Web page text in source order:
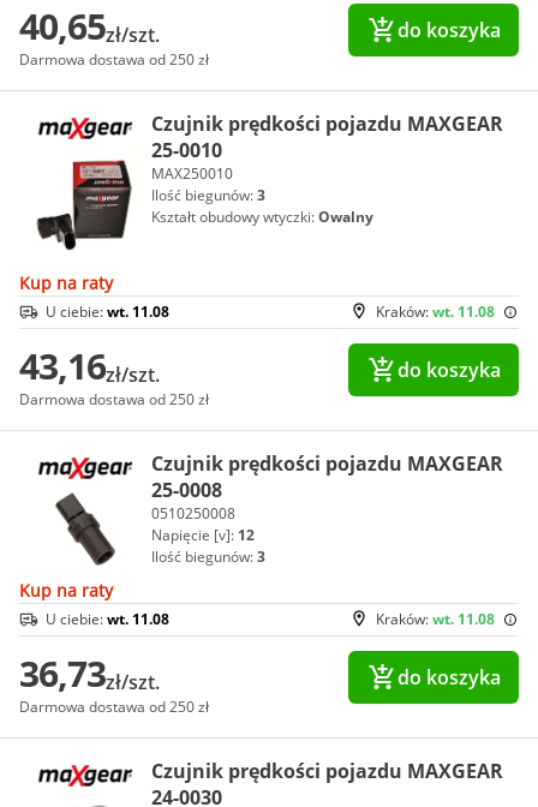
40,65zł/szt.
Darmowa dostawa od 250 zł
do koszyka
Czujnik prędkości pojazdu MAXGEAR
25-0010
MAX250010
Ilość biegunów:3
Kształt obudowy wtyczki:Owalny
Kup na raty
Kraków:wt. 11.08
U ciebie:wt. 11.08
43,16zł/szt.
Darmowa dostawa od 250 zł
do koszyka
Czujnik prędkości pojazdu MAXGEAR
25-0008
0510250008
Napięcie [v]: 12
Ilość biegunów:3
Kup na raty
Kraków:wt. 11.08
U ciebie:wt. 11.08
36,73zł/szt.
Darmowa dostawa od 250 zł
do koszyka
Czujnik prędkości pojazdu MAXGEAR
24-0030